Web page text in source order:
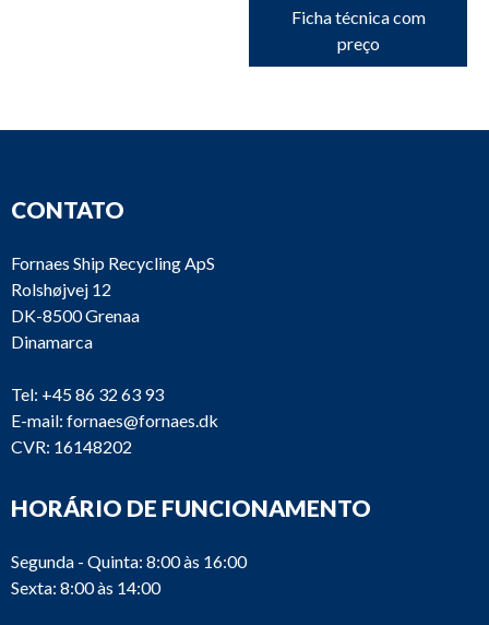
Ficha técnica com
preço
CONTATO
Fornaes Ship Recycling ApS
Rolshøjvej 12
DK-8500 Grenaa
Dinamarca
Tel: +45 86 32 63 93
E-mail: fornaes@fornaes.dk
CVR: 16148202
HORÁRIO DE FUNCIONAMENTO
Segunda - Quinta: 8:00 às 16:00
Sexta: 8:00 às 14:00